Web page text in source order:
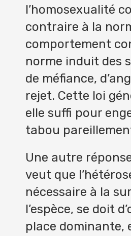
l’homosexualité
contraire à la
comportement
norme induit des
de méfiance,
rejet. Cette loi
elle suffi pour
tabou
Une autre
veut que
nécessaire à la
l’espèce, se doit
place dominante,